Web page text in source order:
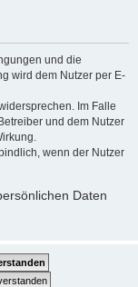
und die
wird dem Nutzer per E-
Im Falle
und dem Nutzer
wenn der Nutzer
Daten